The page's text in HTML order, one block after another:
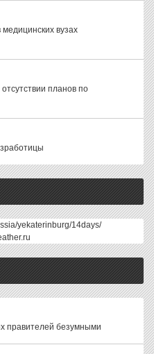
вузах
планов по
yekaterinburg/14days/
правителей безумными